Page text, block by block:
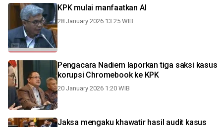
KPK mulai manfaatkan AI
28 January 2026 13:25 WIB
Pengacara Nadiem laporkan tiga saksi kasus
korupsi Chromebook ke KPK
20 January 2026 1:20 WIB
Jaksa mengaku khawatir hasil audit kasus